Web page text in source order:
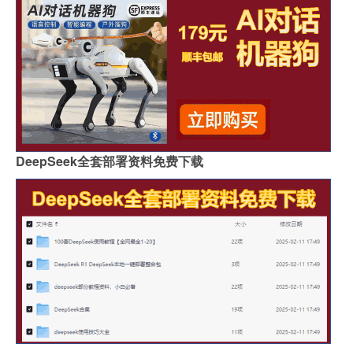
DeepSeek全套部署资料免费下载